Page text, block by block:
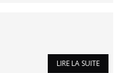
LIRE LA SUITE